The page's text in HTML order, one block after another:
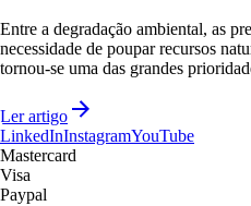
Entre a degradação ambiental, as
necessidade de poupar recursos
tornou-se uma das grandes
Ler artigo
LinkedInInstagramYouTube
Mastercard
Visa
Paypal